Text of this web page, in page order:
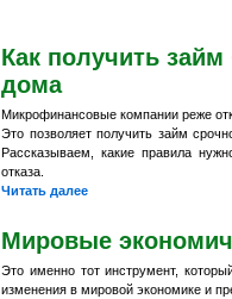
Как получить
дома
Микрофинансовые компании реже
Это позволяет получить займ
Рассказываем, какие правила
отказа.
Читать далее
Мировые
Это именно тот инструмент,
изменения в мировой экономике и